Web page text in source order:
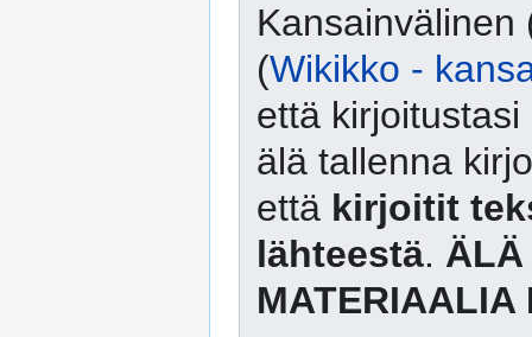
Kansainvälinen
(Wikikko -
että
älä tallenna
että kirjoitit
lähteestä. ÄLÄ
MATERIAALIA